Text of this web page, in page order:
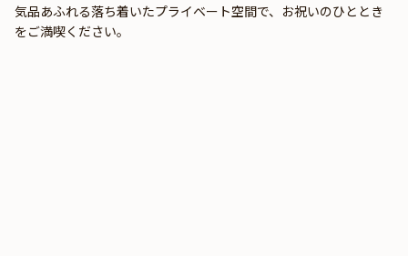
気品あふれる落ち着いたプライベート空間で、お祝いのひととき
をご満喫ください。